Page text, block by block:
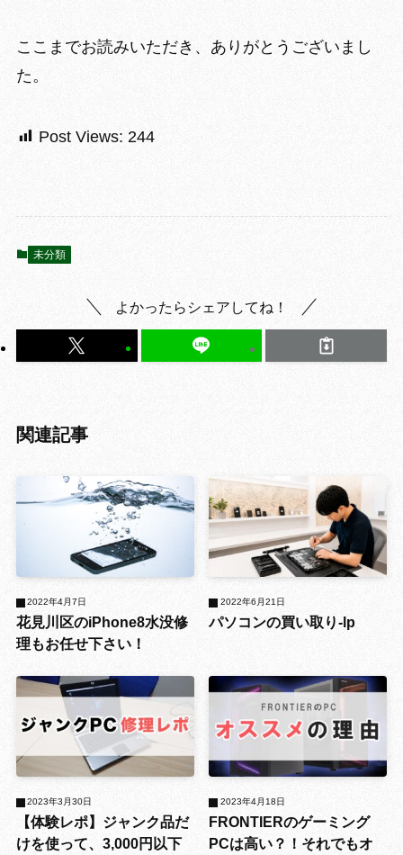
ここまでお読みいただき、ありがとうございまし
た。
Post Views: 244
未分類
よかったらシェアしてね！
関連記事
花見川区のiPhone8水没修
理もお任せ下さい！
2022年4月7日
パソコンの買い取り-lp
2022年6月21日
【体験レポ】ジャンク品だ
けを使って、3,000円以下
2023年3月30日
FRONTIERのゲーミング
PCは高い？！それでもオ
2023年4月18日